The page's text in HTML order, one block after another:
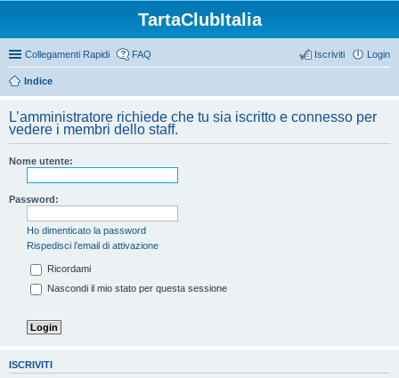
TartaClubItalia
Collegamenti Rapidi FAQ Login
Iscriviti
Indice
L’amministratore richiede che tu sia iscritto e connesso per
vedere i membri dello staff.
Nome utente:
Password:
Ho dimenticato la password
Rispedisci l’email di attivazione
Ricordami
Nascondi il mio stato per questa sessione
ISCRIVITI